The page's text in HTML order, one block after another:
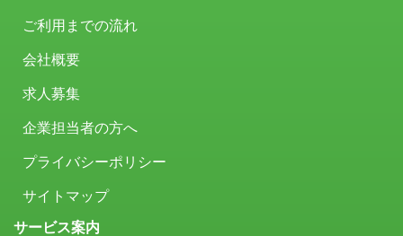
ご利用までの流れ
会社概要
求人募集
企業担当者の方へ
プライバシーポリシー
サイトマップ
サービス案内